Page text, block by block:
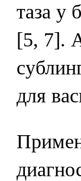
таза у
[5, 7].
для